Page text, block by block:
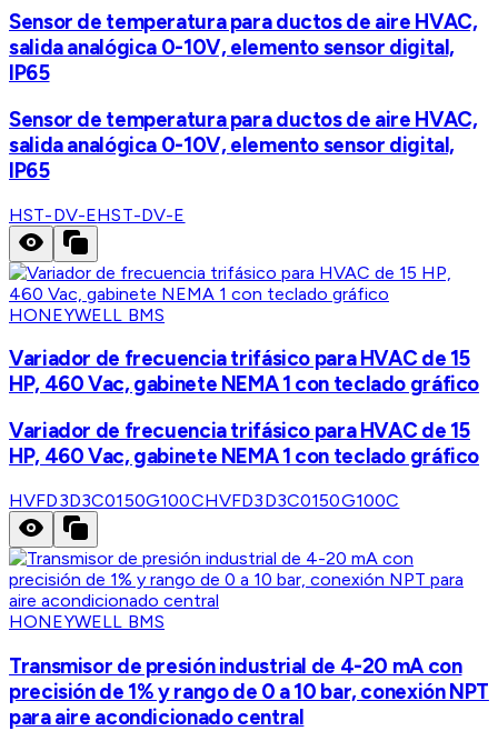
Sensor de temperatura para ductos de aire HVAC,
salida analógica 0-10V, elemento sensor digital,
IP65
Sensor de temperatura para ductos de aire HVAC,
salida analógica 0-10V, elemento sensor digital,
IP65
HST-DV-EHST-DV-E
HONEYWELL BMS
Variador de frecuencia trifásico para HVAC de 15
HP, 460 Vac, gabinete NEMA 1 con teclado gráfico
Variador de frecuencia trifásico para HVAC de 15
HP, 460 Vac, gabinete NEMA 1 con teclado gráfico
HVFD3D3C0150G100CHVFD3D3C0150G100C
HONEYWELL BMS
Transmisor de presión industrial de 4-20 mA con
precisión de 1% y rango de 0 a 10 bar, conexión NPT
para aire acondicionado central